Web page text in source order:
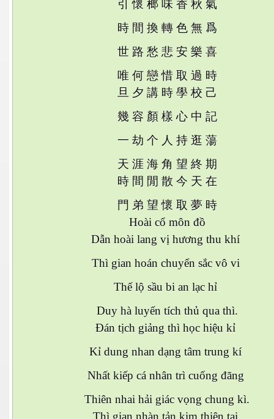
引
懷 榔 味 香 秋 氣
時 間 換 轉 色 無 爲
世 路 愁 悲 安 樂 喜
唯 何 戀 惜 取 過 時
旦 夕 講 時 學 校 己
幾 容 顏 樣 心 中 記
一 劫 个 人 持 逛 蕩
天 涯 海 角 望 終 期
時 間 閒 散 今 天 在
門 弟 望 懷 取 夢 時
Hoài cổ môn đồ
Dẫn hoài lang vị hương thu khí
Thì gian hoán chuyển sắc vô vi
Thế lộ sầu bi an lạc hỉ
Duy hà luyến tích thủ qua thì.
Đán tịch giảng thì học hiệu kỉ
Kỉ dung nhan dạng tâm trung kí
Nhất kiếp cá nhân trì cuống đãng
Thiên nhai hải giác vọng chung kì.
Thì gian nhàn tản kim thiên tại